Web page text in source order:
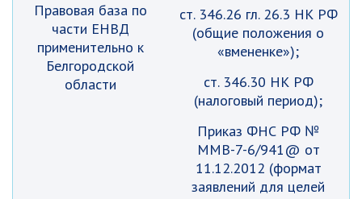
Правовая база по
части ЕНВД
применительно к
Белгородской
области
ст. 346.26 гл. 26.3 НК РФ
(общие положения о
«вмененке»);
ст. 346.30 НК РФ
(налоговый период);
Приказ ФНС РФ №
ММВ-7-6/941@ от
11.12.2012 (формат
заявлений для целей